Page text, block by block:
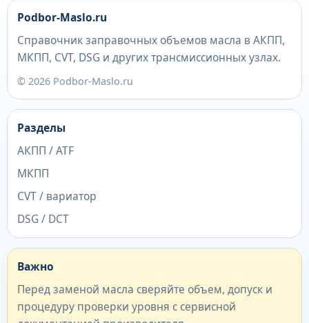
Podbor-Maslo.ru
Справочник заправочных объемов масла в АКПП,
МКПП, CVT, DSG и других трансмиссионных узлах.
© 2026 Podbor-Maslo.ru
Разделы
АКПП / ATF
МКПП
CVT / вариатор
DSG / DCT
Важно
Перед заменой масла сверяйте объем, допуск и
процедуру проверки уровня с сервисной